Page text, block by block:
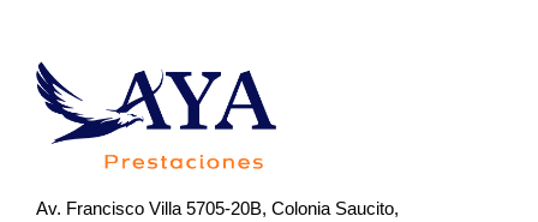
Av. Francisco Villa 5705-20B, Colonia Saucito,